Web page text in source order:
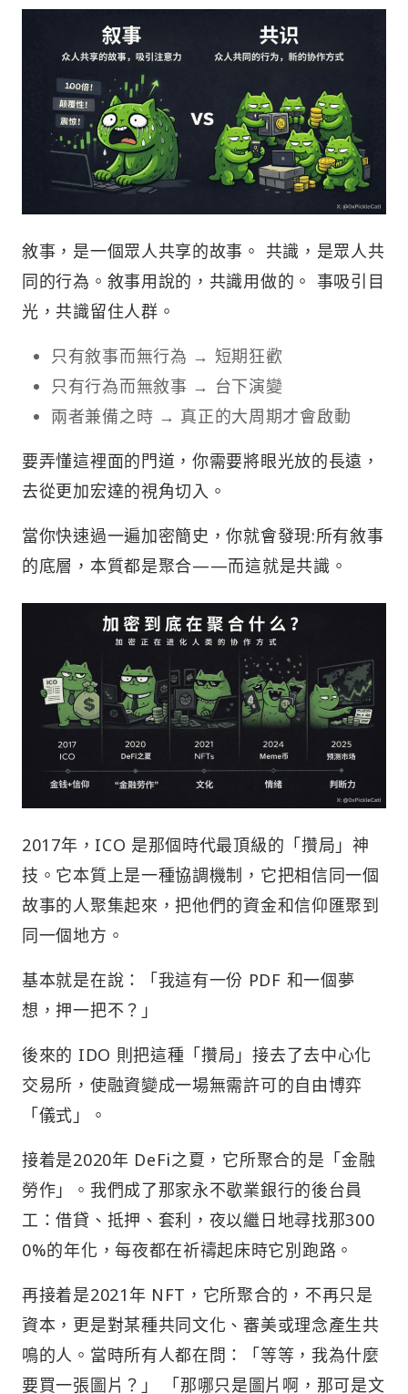
敘事，是一個眾人共享的故事。 共識，是眾人共
同的行為。敘事用說的，共識用做的。 事吸引目
光，共識留住人群。
只有敘事而無行為 → 短期狂歡
只有行為而無敘事 → 台下演變
兩者兼備之時 → 真正的大周期才會啟動
要弄懂這裡面的門道，你需要將眼光放的長遠，
去從更加宏達的視角切入。
當你快速過一遍加密簡史，你就會發現:所有敘事
的底層，本質都是聚合——而這就是共識。
2017年，ICO 是那個時代最頂級的「攢局」神
技。它本質上是一種協調機制，它把相信同一個
故事的人聚集起來，把他們的資金和信仰匯聚到
同一個地方。
基本就是在說：「我這有一份 PDF 和一個夢
想，押一把不？」
後來的 IDO 則把這種「攢局」接去了去中心化
交易所，使融資變成一場無需許可的自由博弈
「儀式」。
接着是2020年 DeFi之夏，它所聚合的是「金融
勞作」。我們成了那家永不歇業銀行的後台員
工：借貸、抵押、套利，夜以繼日地尋找那300
0%的年化，每夜都在祈禱起床時它別跑路。
再接着是2021年 NFT，它所聚合的，不再只是
資本，更是對某種共同文化、審美或理念產生共
鳴的人。當時所有人都在問：「等等，我為什麼
要買一張圖片？」 「那哪只是圖片啊，那可是文